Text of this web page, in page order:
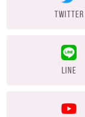
TWITTER
LINE